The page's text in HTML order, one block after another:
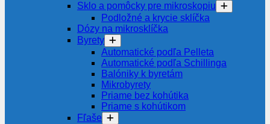
Sklo a pomôcky pre mikroskopiu
Podložné a krycie sklíčka
Dózy na mikrosklíčka
Byrety
Automatické podľa Pelleta
Automatické podľa Schillinga
Balóniky k byretám
Mikrobyrety
Priame bez kohútika
Priame s kohútikom
Fľaše